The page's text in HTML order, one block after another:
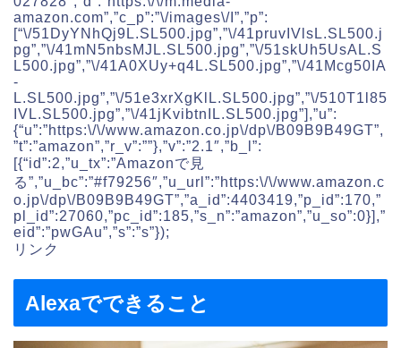
amazon.com”,”c_p”:”\/images\/I”,”p”:
[“\/51DyYNhQj9L.SL500.jpg”,”\/41pruvIVlsL.SL500.j
pg”,”\/41mN5nbsMJL.SL500.jpg”,”\/51skUh5UsAL.S
L500.jpg”,”\/41A0XUy+q4L.SL500.jpg”,”\/41Mcg50IA
-
L.SL500.jpg”,”\/51e3xrXgKlL.SL500.jpg”,”\/510T1l85
IVL.SL500.jpg”,”\/41jKvibtnIL.SL500.jpg”],”u”:
{“u”:”https:\/\/www.amazon.co.jp\/dp\/B09B9B49GT”,
”t”:”amazon”,”r_v”:””},”v”:”2.1″,”b_l”:
[{“id”:2,”u_tx”:”Amazonで見
る”,”u_bc”:”#f79256″,”u_url”:”https:\/\/www.amazon.c
o.jp\/dp\/B09B9B49GT”,”a_id”:4403419,”p_id”:170,”
pl_id”:27060,”pc_id”:185,”s_n”:”amazon”,”u_so”:0}],”
eid”:”pwGAu”,”s”:”s”});
リンク
Alexaでできること